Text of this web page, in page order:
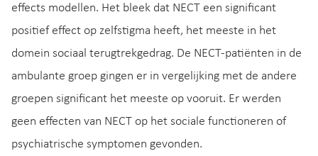
effects modellen. Het bleek dat NECT een significant
positief effect op zelfstigma heeft, het meeste in het
domein sociaal terugtrekgedrag. De NECT-patiënten in de
ambulante groep gingen er in vergelijking met de andere
groepen significant het meeste op vooruit. Er werden
geen effecten van NECT op het sociale functioneren of
psychiatrische symptomen gevonden.